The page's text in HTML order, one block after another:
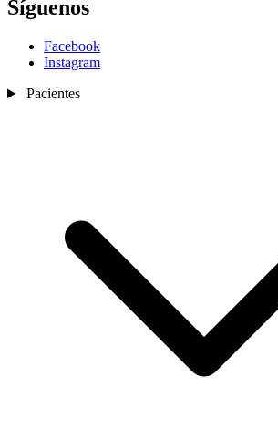
Nosotros
Síguenos
Facebook
Instagram
Pacientes